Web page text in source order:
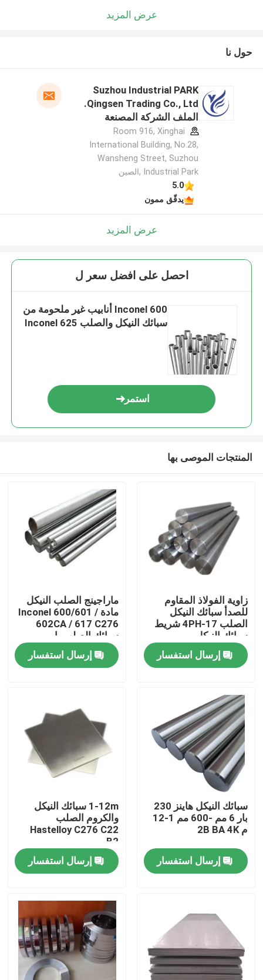
مسكن
معلومات عنا
جولة في المعمل
مراقبة الجودة
اتصل بنا
مادة Inconel 600
مادة Incoloy 800
مادة Inconel 718
عرض المزيد
حول نا
Suzhou Industrial PARK
Qingsen Trading Co., Ltd.
الملف الشركة المصنعة
Room 916, Xinghai
International Building, No.28,
Wansheng Street, Suzhou
Industrial Park ,الصين
5.0
يدقّق ممون
عرض المزيد
احصل على افضل سعر ل
Inconel 600 أنابيب غير ملحومة من
سبائك النيكل والصلب Inconel 625
استمر
المنتجات الموصى بها
زاوية الفولاذ المقاوم
للصدأ سبائك النيكل
الصلب 17-4PH شريط
سبائك النيكل
إرسال استفسار
ماراجينج الصلب النيكل
مادة Inconel 600/601 /
602CA / 617 C276
سبائك الصلب بار
إرسال استفسار
سبائك النيكل هاينز 230
بار 6 مم -600 مم 1-12
م 2B BA 4K
إرسال استفسار
1-12m سبائك النيكل
والكروم الصلب
Hastelloy C276 C22
B2
إرسال استفسار